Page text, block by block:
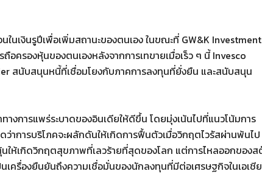
ในเงินรูปีเพื่อเพิ่มสถานะของตนเอง ในขณะที่ GW&K Investment
อครองหุ้นของตนเองหลังจากการเทขายเมื่อเร็ว ๆ นี้ Invesco
สนับสนุนหนี้ที่เชื่อมโยงกับภาคการลงทุนที่ยั่งยืน และสนับสนุน
งการแพร่ระบาดของอินเดียให้ดีขึ้น โดยมุ่งเน้นไปที่แนวโน้มการ
ดว่าการบริโภคจะผลักดันให้เกิดการฟื้นตัวเมื่อวิกฤตไวรัสผ่านพ้นไป
ให้เกิดวิกฤตสุขภาพที่เลวร้ายที่สุดของโลก แต่การไหลออกของ
เครื่องยืนยันถึงความเชื่อมั่นของนักลงทุนที่มีต่อเศรษฐกิจในเอเชี